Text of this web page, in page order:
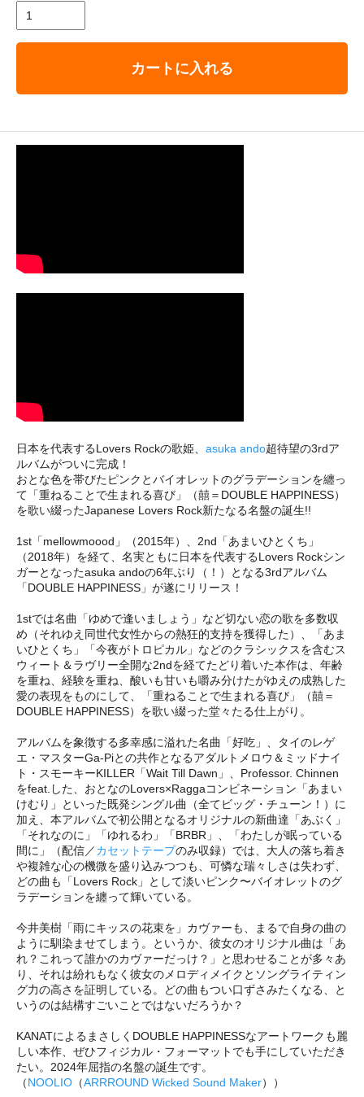
カートに入れる
日本を代表するLovers Rockの歌姫、 asuka ando超待望の3rdア
ルバムがついに完成！
おとな色を帯びたピンクとバイオレットのグラデーションを纏っ
て「重ねることで生まれる喜び」（囍＝DOUBLE HAPPINESS）
を歌い綴ったJapanese Lovers Rock新たなる名盤の誕生!!
1st「mellowmoood」（2015年）、2nd「あまいひとくち」
（2018年）を経て、名実ともに日本を代表するLovers Rockシン
ガーとなったasuka andoの6年ぶり（！）となる3rdアルバム
「DOUBLE HAPPINESS」が遂にリリース！
1stでは名曲「ゆめで逢いましょう」など切ない恋の歌を多数収
め（それゆえ同世代女性からの熱狂的支持を獲得した）、「あま
いひとくち」「今夜がトロピカル」などのクラシックスを含むス
ウィート＆ラヴリー全開な2ndを経てたどり着いた本作は、年齢
を重ね、経験を重ね、酸いも甘いも嚼み分けたがゆえの成熟した
愛の表現をものにして、「重ねることで生まれる喜び」（囍＝
DOUBLE HAPPINESS）を歌い綴った堂々たる仕上がり。
アルバムを象徴する多幸感に溢れた名曲「好吃」、タイのレゲ
エ・マスターGa-Piとの共作となるアダルトメロウ＆ミッドナイ
ト・スモーキーKILLER「Wait Till Dawn」、Professor. Chinnen
をfeat.した、おとなのLovers×Raggaコンビネーション「あまい
けむり」といった既発シングル曲（全てビッグ・チューン！）に
加え、本アルバムで初公開となるオリジナルの新曲達「あぶく」
「それなのに」「ゆれるわ」「BRBR」、「わたしが眠っている
間に」（配信／カセットテープのみ収録）では、大人の落ち着き
や複雑な心の機微を盛り込みつつも、可憐な瑞々しさは失わず、
どの曲も「Lovers Rock」として淡いピンク〜バイオレットのグ
ラデーションを纏って輝いている。
今井美樹「雨にキッスの花束を」カヴァーも、まるで自身の曲の
ように馴染ませてしまう。というか、彼女のオリジナル曲は「あ
れ？これって誰かのカヴァーだっけ？」と思わせることが多々あ
り、それは紛れもなく彼女のメロディメイクとソングライティン
グ力の高さを証明している。どの曲もつい口ずさみたくなる、と
いうのは結構すごいことではないだろうか？
KANATによるまさしくDOUBLE HAPPINESSなアートワークも麗
しい本作、ぜひフィジカル・フォーマットでも手にしていただき
たい。2024年屈指の名盤の誕生です。
（NOOLIO （ARRROUND Wicked Sound Maker））